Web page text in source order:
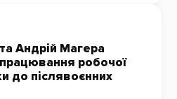
Андрій Магера
робочої
до післявоєнних